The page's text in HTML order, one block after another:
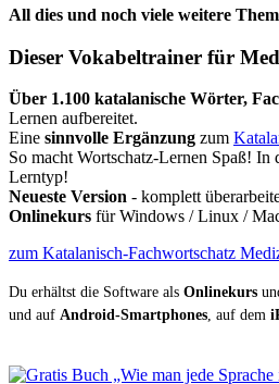
All dies und noch viele weitere
Dieser Vokabeltrainer für
Über 1.100 katalanische Wörter,
Lernen aufbereitet.
Eine sinnvolle Ergänzung zum
So macht Wortschatz-Lernen Spaß! In
Lerntyp!
Neueste Version - komplett
Onlinekurs für Windows / Linux /
zum Katalanisch-Fachwortschatz
Du erhältst die Software als Onlinekurs
und auf Android-Smartphones, auf dem